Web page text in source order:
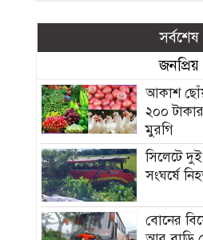
সর্বশেষ
জনপ্রিয়
আকাশ
২০০
মুরগি
সিলেটে
সংঘর্ষে
বোনের